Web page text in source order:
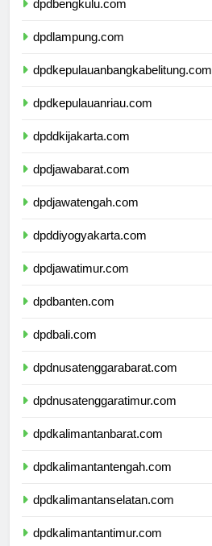
dpdbengkulu.com
dpdlampung.com
dpdkepulauanbangkabelitung.com
dpdkepulauanriau.com
dpddkijakarta.com
dpdjawabarat.com
dpdjawatengah.com
dpddiyogyakarta.com
dpdjawatimur.com
dpdbanten.com
dpdbali.com
dpdnusatenggarabarat.com
dpdnusatenggaratimur.com
dpdkalimantanbarat.com
dpdkalimantantengah.com
dpdkalimantanselatan.com
dpdkalimantantimur.com